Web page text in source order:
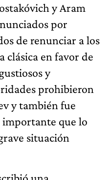
y Aram
por
de renunciar a los
clásica en favor de
y
prohibieron
y también fue
que lo
situación